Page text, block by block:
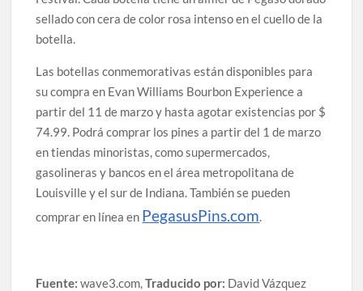
sellado con cera de color rosa intenso en el cuello de la
botella.
Las botellas conmemorativas están disponibles para
su compra en Evan Williams Bourbon Experience a
partir del 11 de marzo y hasta agotar existencias por $
74.99. Podrá comprar los pines a partir del 1 de marzo
en tiendas minoristas, como supermercados,
gasolineras y bancos en el área metropolitana de
Louisville y el sur de Indiana. También se pueden
comprar en línea en PegasusPins.com.
Fuente: wave3.com,Traducido por: David Vázquez